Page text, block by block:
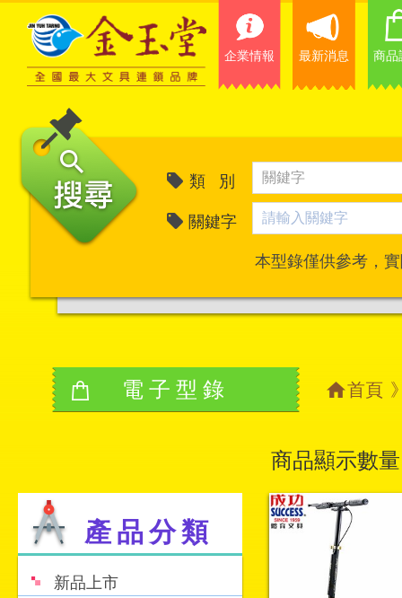
企業情報 最新消息 商品
類 別
關鍵字
本型錄僅供參考，
電子型錄 首頁
產品分類
新品上市
商品顯示數量